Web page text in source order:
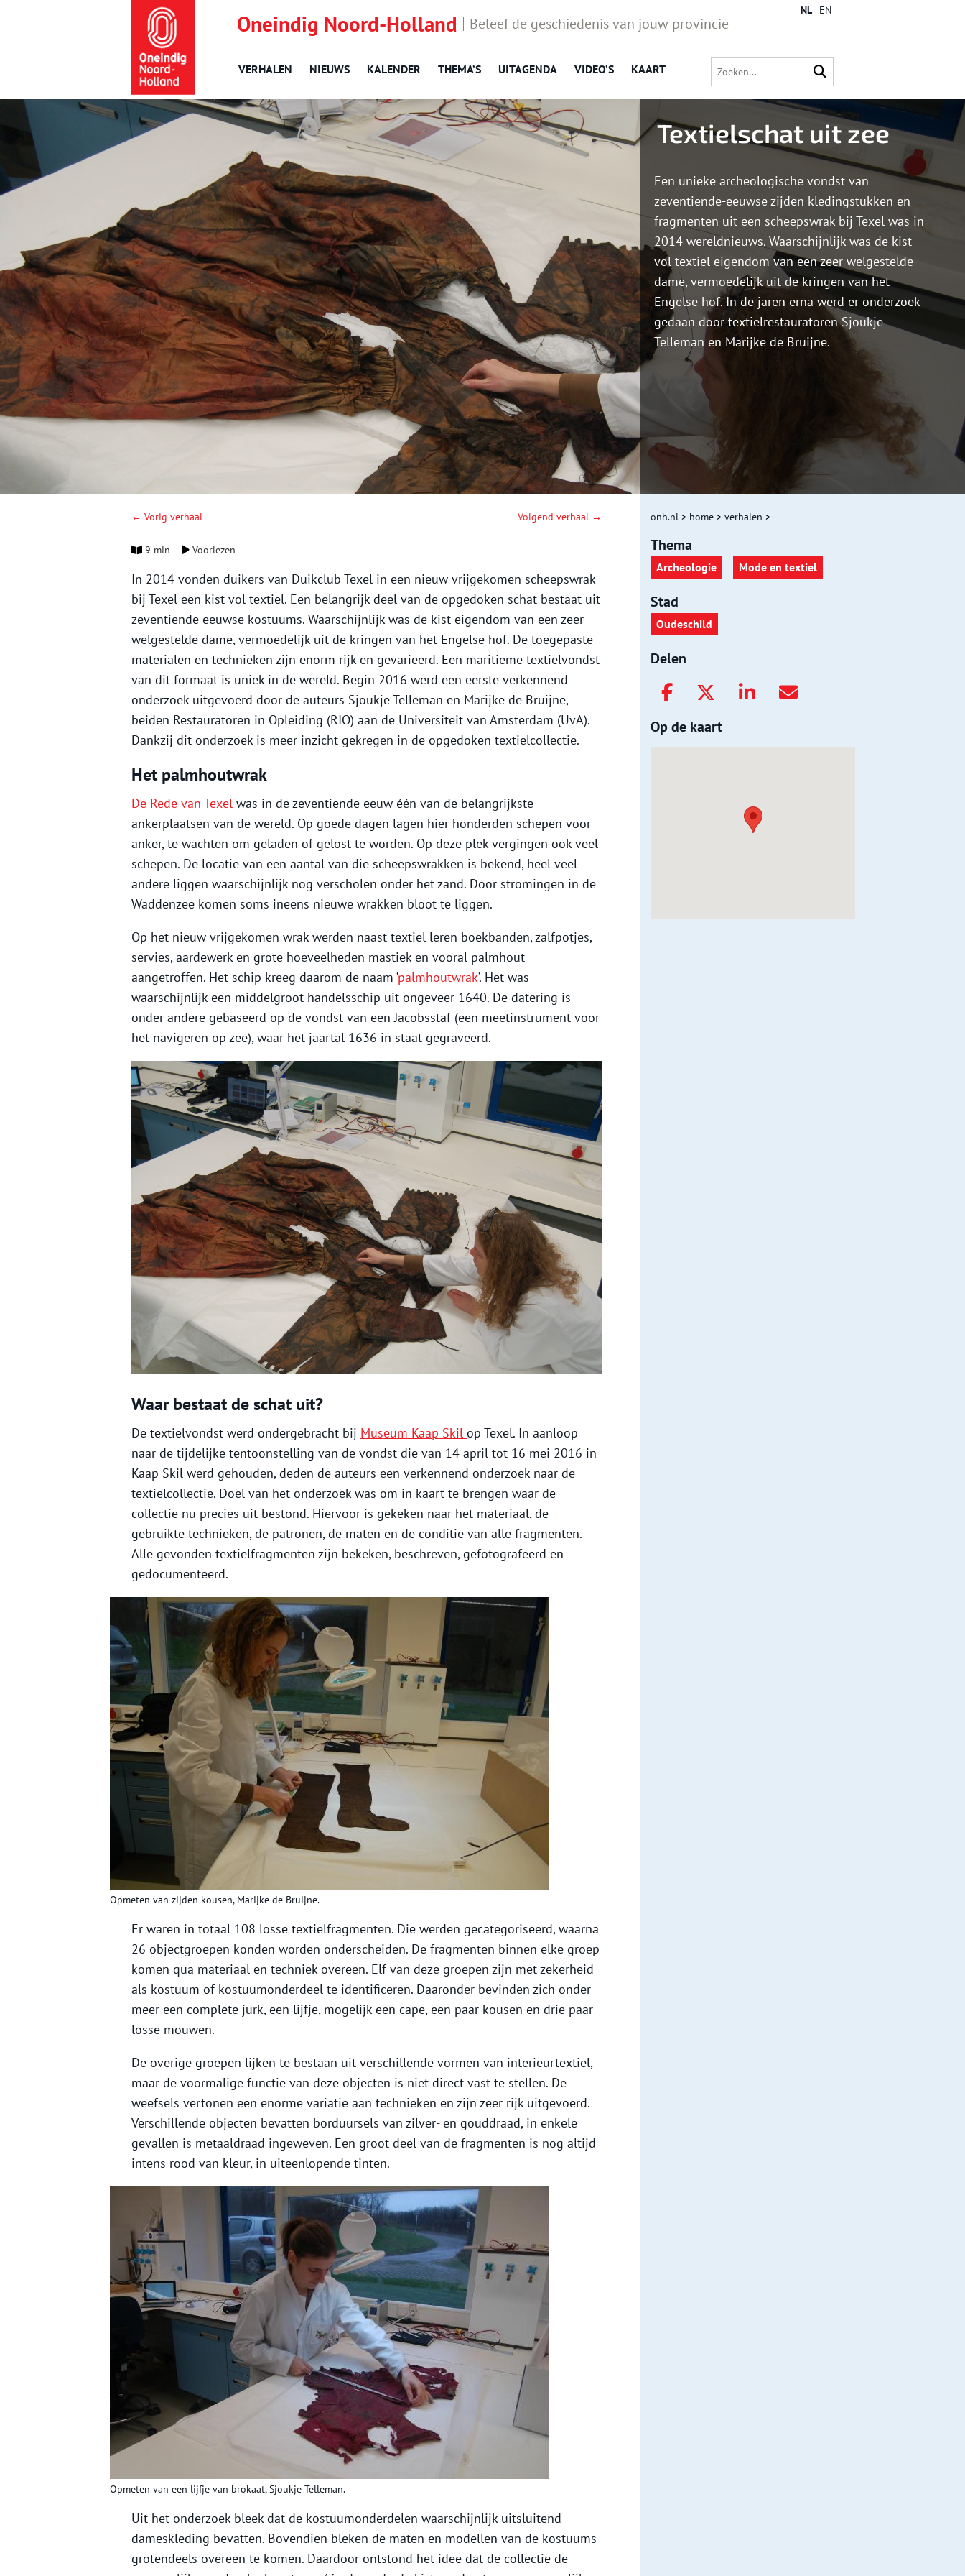
Oneindig Noord-Holland Beleef de geschiedenis van jouw provincie
VERHALEN NIEUWS KALENDER THEMA’S UITAGENDA VIDEO’S KAART
NL EN
Tex­tiel­schat uit zee
Een unieke archeologische vondst van
zeventiende-eeuwse zijden kledingstukken en
fragmenten uit een scheepswrak bij Texel was in
2014 wereldnieuws. Waarschijnlijk was de kist
vol textiel eigendom van een zeer welgestelde
dame, vermoedelijk uit de kringen van het
Engelse hof. In de jaren erna werd er onderzoek
gedaan door textielrestauratoren Sjoukje
Telleman en Marijke de Bruijne.
← Vorig verhaal Volgend verhaal →
9 min Voorlezen
In 2014 vonden duikers van Duikclub Texel in een nieuw vrijgekomen scheepswrak
bij Texel een kist vol textiel. Een belangrijk deel van de opgedoken schat bestaat uit
zeventiende eeuwse kostuums. Waarschijnlijk was de kist eigendom van een zeer
welgestelde dame, vermoedelijk uit de kringen van het Engelse hof. De toegepaste
materialen en technieken zijn enorm rijk en gevarieerd. Een maritieme textielvondst
van dit formaat is uniek in de wereld. Begin 2016 werd een eerste verkennend
onderzoek uitgevoerd door de auteurs Sjoukje Telleman en Marijke de Bruijne,
beiden Restauratoren in Opleiding (RIO) aan de Universiteit van Amsterdam (UvA).
Dankzij dit onderzoek is meer inzicht gekregen in de opgedoken textielcollectie.
Het palmhoutwrak
De Rede van Texel was in de zeventiende eeuw één van de belangrijkste
ankerplaatsen van de wereld. Op goede dagen lagen hier honderden schepen voor
anker, te wachten om geladen of gelost te worden. Op deze plek vergingen ook veel
schepen. De locatie van een aantal van die scheepswrakken is bekend, heel veel
andere liggen waarschijnlijk nog verscholen onder het zand. Door stromingen in de
Waddenzee komen soms ineens nieuwe wrakken bloot te liggen.
Op het nieuw vrijgekomen wrak werden naast textiel leren boekbanden, zalfpotjes,
servies, aardewerk en grote hoeveelheden mastiek en vooral palmhout
aangetroffen. Het schip kreeg daarom de naam ‘palmhoutwrak’. Het was
waarschijnlijk een middelgroot handelsschip uit ongeveer 1640. De datering is
onder andere gebaseerd op de vondst van een Jacobsstaf (een meetinstrument voor
het navigeren op zee), waar het jaartal 1636 in staat gegraveerd.
Waar bestaat de schat uit?
De textielvondst werd ondergebracht bij Museum Kaap Skil op Texel. In aanloop
naar de tijdelijke tentoonstelling van de vondst die van 14 april tot 16 mei 2016 in
Kaap Skil werd gehouden, deden de auteurs een verkennend onderzoek naar de
textielcollectie. Doel van het onderzoek was om in kaart te brengen waar de
collectie nu precies uit bestond. Hiervoor is gekeken naar het materiaal, de
gebruikte technieken, de patronen, de maten en de conditie van alle fragmenten.
Alle gevonden textielfragmenten zijn bekeken, beschreven, gefotografeerd en
gedocumenteerd.
Opmeten van zijden kousen, Marijke de Bruijne.
Er waren in totaal 108 losse textielfragmenten. Die werden gecategoriseerd, waarna
26 objectgroepen konden worden onderscheiden. De fragmenten binnen elke groep
komen qua materiaal en techniek overeen. Elf van deze groepen zijn met zekerheid
als kostuum of kostuumonderdeel te identificeren. Daaronder bevinden zich onder
meer een complete jurk, een lijfje, mogelijk een cape, een paar kousen en drie paar
losse mouwen.
De overige groepen lijken te bestaan uit verschillende vormen van interieurtextiel,
maar de voormalige functie van deze objecten is niet direct vast te stellen. De
weefsels vertonen een enorme variatie aan technieken en zijn zeer rijk uitgevoerd.
Verschillende objecten bevatten borduursels van zilver- en gouddraad, in enkele
gevallen is metaaldraad ingeweven. Een groot deel van de fragmenten is nog altijd
intens rood van kleur, in uiteenlopende tinten.
Opmeten van een lijfje van brokaat, Sjoukje Telleman.
Uit het onderzoek bleek dat de kostuumonderdelen waarschijnlijk uitsluitend
dameskleding bevatten. Bovendien bleken de maten en modellen van de kostuums
grotendeels overeen te komen. Daardoor ontstond het idee dat de collectie de
onh.nl > home > verhalen >
Thema
Archeologie Mode en textiel
Stad
Oudeschild
Delen
Op de kaart